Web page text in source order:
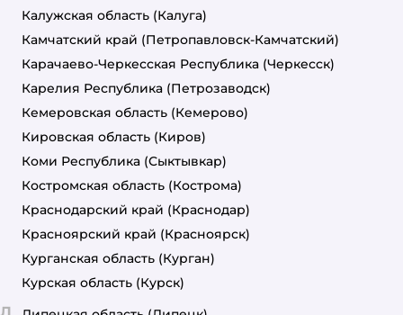
Калужская область (Калуга)
Камчатский край (Петропавловск-Камчатский)
Карачаево-Черкесская Республика (Черкесск)
Карелия Республика (Петрозаводск)
Кемеровская область (Кемерово)
Кировская область (Киров)
Коми Республика (Сыктывкар)
Костромская область (Кострома)
Краснодарский край (Краснодар)
Красноярский край (Красноярск)
Курганская область (Курган)
Курская область (Курск)
Л